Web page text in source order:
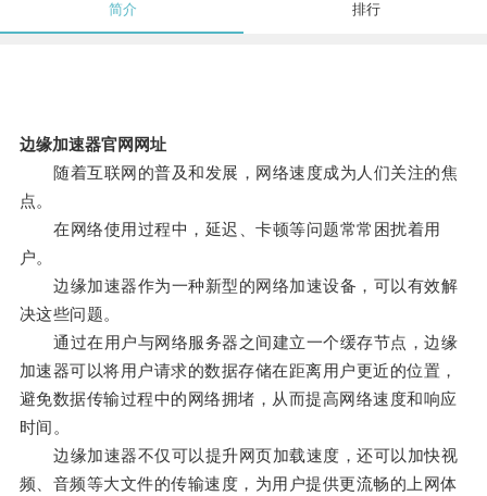
简介 排行
边缘加速器官网网址
随着互联网的普及和发展，网络速度成为人们关注的焦
点。
在网络使用过程中，延迟、卡顿等问题常常困扰着用
户。
边缘加速器作为一种新型的网络加速设备，可以有效解
决这些问题。
通过在用户与网络服务器之间建立一个缓存节点，边缘
加速器可以将用户请求的数据存储在距离用户更近的位置，
避免数据传输过程中的网络拥堵，从而提高网络速度和响应
时间。
边缘加速器不仅可以提升网页加载速度，还可以加快视
频、音频等大文件的传输速度，为用户提供更流畅的上网体